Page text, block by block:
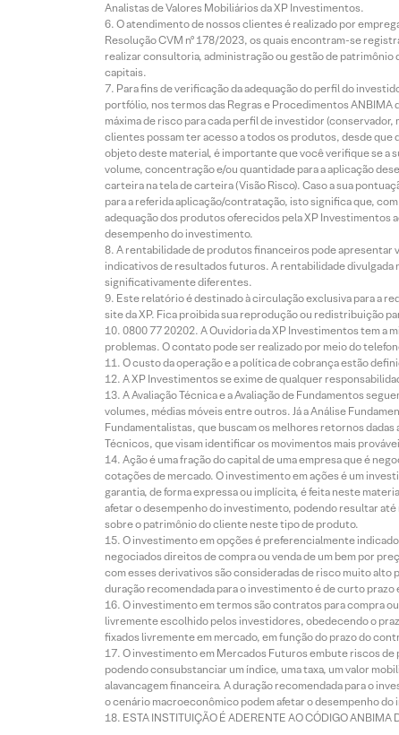
Analistas de Valores Mobiliários da XP Investimentos.
O atendimento de nossos clientes é realizado por
Resolução CVM nº 178/2023, os quais encontram-se
realizar consultoria, administração ou gestão de
capitais.
Para fins de verificação da adequação do perfil do
portfólio, nos termos das Regras e Procedimentos
máxima de risco para cada perfil de investidor
clientes possam ter acesso a todos os produtos, desde
objeto deste material, é importante que você verifique se a
volume, concentração e/ou quantidade para a aplicação
carteira na tela de carteira (Visão Risco). Caso a sua
para a referida aplicação/contratação, isto significa que,
adequação dos produtos oferecidos pela XP Investimentos
desempenho do investimento.
A rentabilidade de produtos financeiros pode apresentar
indicativos de resultados futuros. A rentabilidade divulgada
significativamente diferentes.
Este relatório é destinado à circulação exclusiva para a
site da XP. Fica proibida sua reprodução ou redistribuição
0800 77 20202. A Ouvidoria da XP Investimentos tem a
problemas. O contato pode ser realizado por meio do
O custo da operação e a política de cobrança estão
A XP Investimentos se exime de qualquer
A Avaliação Técnica e a Avaliação de Fundamentos
volumes, médias móveis entre outros. Já a Análise
Fundamentalistas, que buscam os melhores retornos
Técnicos, que visam identificar os movimentos mais
Ação é uma fração do capital de uma empresa que é
cotações de mercado. O investimento em ações é um
garantia, de forma expressa ou implícita, é feita neste
afetar o desempenho do investimento, podendo resultar
sobre o patrimônio do cliente neste tipo de produto.
O investimento em opções é preferencialmente
negociados direitos de compra ou venda de um bem por
com esses derivativos são consideradas de risco muito
duração recomendada para o investimento é de curto
O investimento em termos são contratos para compra
livremente escolhido pelos investidores, obedecendo o
fixados livremente em mercado, em função do prazo do
O investimento em Mercados Futuros embute riscos
podendo consubstanciar um índice, uma taxa, um valor
alavancagem financeira. A duração recomendada para o
o cenário macroeconômico podem afetar o desempenho do
ESTA INSTITUIÇÃO É ADERENTE AO CÓDIGO